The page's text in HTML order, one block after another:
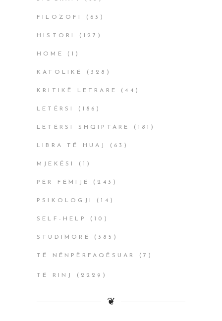
FILOZOFI (63)
HISTORI (127)
HOME (1)
KATOLIKË (328)
KRITIKË LETRARE (44)
LETËRSI (186)
LETËRSI SHQIPTARE (181)
LIBRA TË HUAJ (63)
MJEKËSI (1)
PËR FËMIJË (243)
PSIKOLOGJI (14)
SELF-HELP (10)
STUDIMORË (385)
TË NËNPËRFAQËSUAR (7)
TË RINJ (2229)
❦